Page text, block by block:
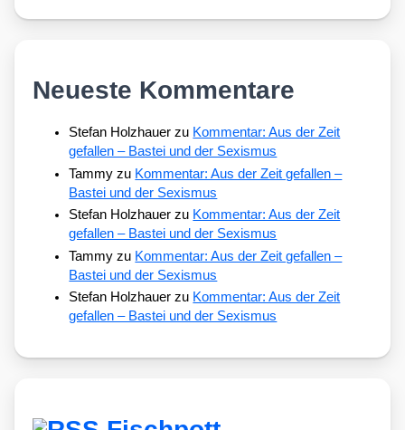
Neueste Kommentare
Stefan Holzhauer zu Kommentar: Aus der Zeit
gefallen – Bastei und der Sexismus
Tammy zu Kommentar: Aus der Zeit gefallen –
Bastei und der Sexismus
Stefan Holzhauer zu Kommentar: Aus der Zeit
gefallen – Bastei und der Sexismus
Tammy zu Kommentar: Aus der Zeit gefallen –
Bastei und der Sexismus
Stefan Holzhauer zu Kommentar: Aus der Zeit
gefallen – Bastei und der Sexismus